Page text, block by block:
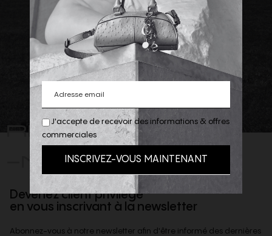
REJOIGNEZ
-NOUS
Devenez client privilège
en vous inscrivant à la newsletter
Abonnez-vous à notre newsletter afin d'être informé des dernières
J'accepte de recevoir des informations & offres
commerciales